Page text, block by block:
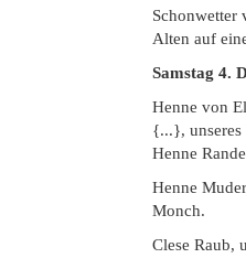
Schonwetter
Alten auf
Samstag 4.
Henne von
{...}, unseres
Henne
Henne
Monch.
Clese Raub,